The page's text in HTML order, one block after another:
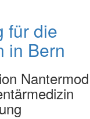
für die
in Bern
Nantermod